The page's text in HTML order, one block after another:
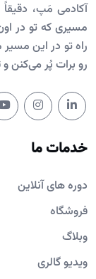
آکادمی مَپ،
مسیری که تو در
راه تو در این
رو برات پُر می‌کنن و
خدمات ما
دوره های آنلاین
فروشگاه
وبلاگ
ویدیو گالری